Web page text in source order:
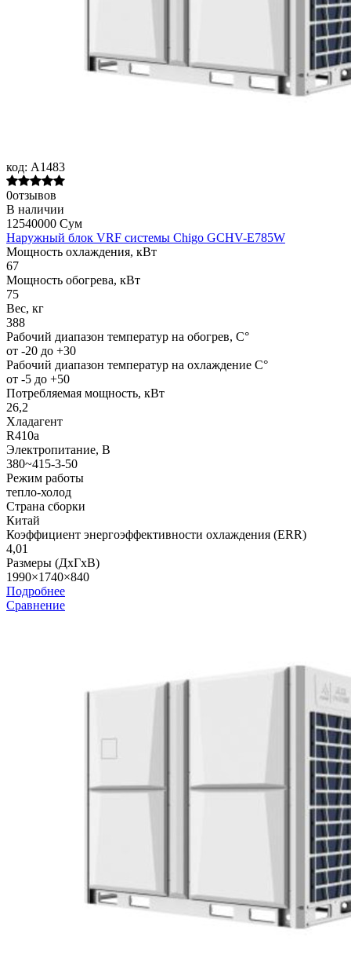
код: A1483
0отзывов
В наличии
12540000 Сум
Наружный блок VRF системы Chigo GCHV-E785W
Мощность охлаждения, кВт
67
Мощность обогрева, кВт
75
Вес, кг
388
Рабочий диапазон температур на обогрев, С°
от -20 до +30
Рабочий диапазон температур на охлаждение С°
от -5 до +50
Потребляемая мощность, кВт
26,2
Хладагент
R410a
Электропитание, В
380~415-3-50
Режим работы
тепло-холод
Страна сборки
Китай
Коэффициент энергоэффективности охлаждения (ERR)
4,01
Размеры (ДхГхВ)
1990×1740×840
Подробнее
Сравнение